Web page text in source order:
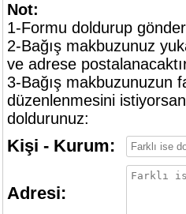
Not:
1-Formu doldurup
2-Bağış makbuzunuz
ve adrese
3-Bağış makbuzunuzun
düzenlenmesini
doldurunuz:
Kişi - Kurum:
Adresi: